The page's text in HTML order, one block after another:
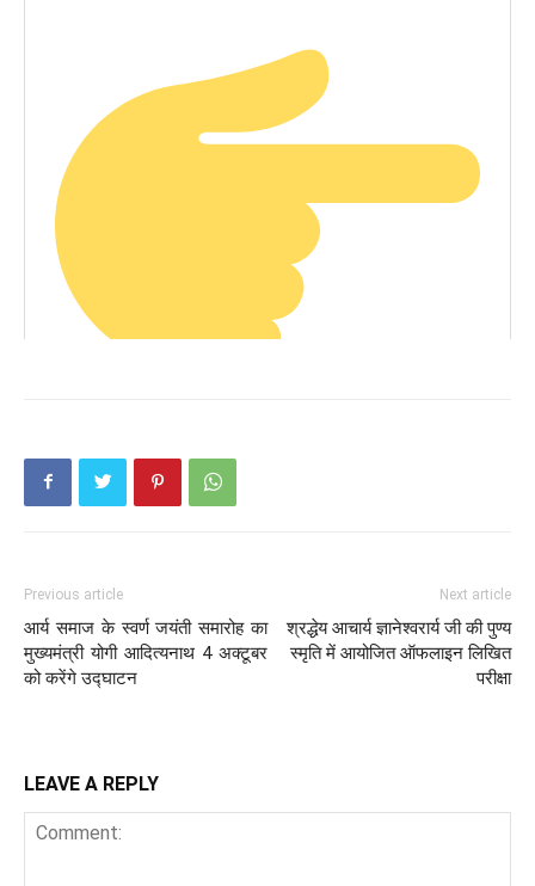
Previous article
आर्य समाज के स्वर्ण जयंती समारोह का
मुख्यमंत्री योगी आदित्यनाथ 4 अक्टूबर
को करेंगे उद्घाटन
Next article
श्रद्धेय आचार्य ज्ञानेश्वरार्य जी की पुण्य
स्मृति में आयोजित ऑफलाइन लिखित
परीक्षा
LEAVE A REPLY